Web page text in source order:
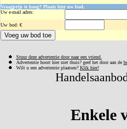
Vraagprijs te hoog? Plaats hier uw bod.
Uw e-mail adres:
Uw bod: €
Stuur deze advertentie door naar een vriend.
Advertentie hoort hier niet thuis? geef het door aan de
Wilt u een advertentie plaatsen? Klik hier!
Enkele